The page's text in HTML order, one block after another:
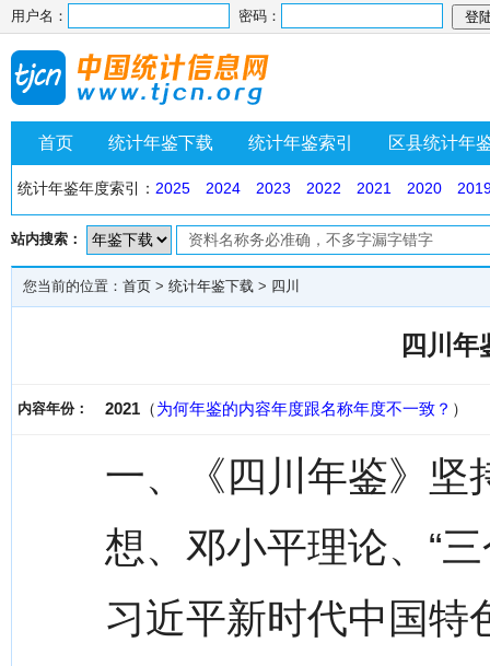
用户名： 密码：
首页 统计年鉴下载 统计年鉴索引 区县统计年
统计年鉴年度索引： 2025 2024 2023 2022 2021 2020
站内搜索：
您当前的位置： 首页 > 统计年鉴下载 > 四川
四川年
内容年份： 2021 （为何年鉴的内容年度跟名称年度不一致？ ）
一、《四川年鉴》坚
想、邓小平理论、“
习近平新时代中国特